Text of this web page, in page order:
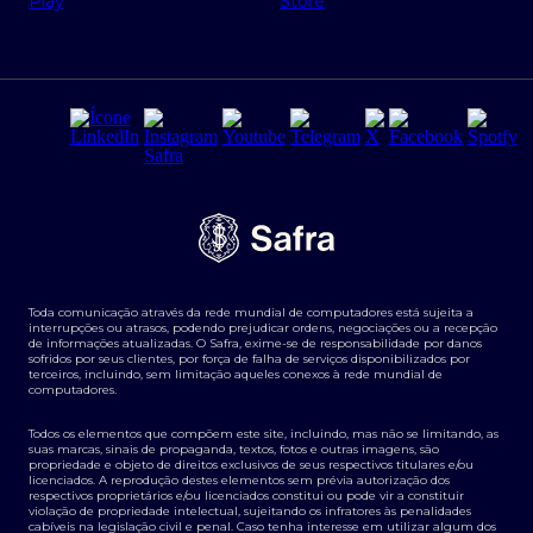
Regras e Parâmetros de Atuação Banco Safra
Segurança da Informação
Tarifas e serviços Pessoa Física
Transparência de remuneração
Termos e Condições para Portabilidade de Investimento
Derivativos
Agronegócios
Toda comunicação através da rede mundial de computadores está sujeita a
interrupções ou atrasos, podendo prejudicar ordens, negociações ou a recepção
de informações atualizadas. O Safra, exime-se de responsabilidade por danos
sofridos por seus clientes, por força de falha de serviços disponibilizados por
terceiros, incluindo, sem limitação aqueles conexos à rede mundial de
computadores.
Todos os elementos que compõem este site, incluindo, mas não se limitando, as
suas marcas, sinais de propaganda, textos, fotos e outras imagens, são
propriedade e objeto de direitos exclusivos de seus respectivos titulares e/ou
licenciados. A reprodução destes elementos sem prévia autorização dos
respectivos proprietários e/ou licenciados constitui ou pode vir a constituir
violação de propriedade intelectual, sujeitando os infratores às penalidades
cabíveis na legislação civil e penal. Caso tenha interesse em utilizar algum dos